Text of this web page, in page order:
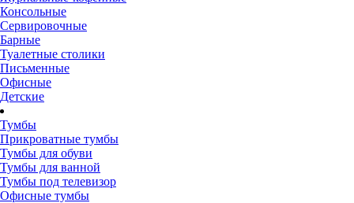
Консольные
Сервировочные
Барные
Туалетные столики
Письменные
Офисные
Детские
Тумбы
Прикроватные тумбы
Тумбы для обуви
Тумбы для ванной
Тумбы под телевизор
Офисные тумбы